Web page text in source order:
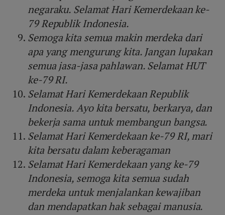
negaraku. Selamat Hari Kemerdekaan ke-
79 Republik Indonesia.
Semoga kita semua makin merdeka dari
apa yang mengurung kita. Jangan lupakan
semua jasa-jasa pahlawan. Selamat HUT
ke-79 RI.
Selamat Hari Kemerdekaan Republik
Indonesia. Ayo kita bersatu, berkarya, dan
bekerja sama untuk membangun bangsa.
Selamat Hari Kemerdekaan ke-79 RI, mari
kita bersatu dalam keberagaman
Selamat Hari Kemerdekaan yang ke-79
Indonesia, semoga kita semua sudah
merdeka untuk menjalankan kewajiban
dan mendapatkan hak sebagai manusia.